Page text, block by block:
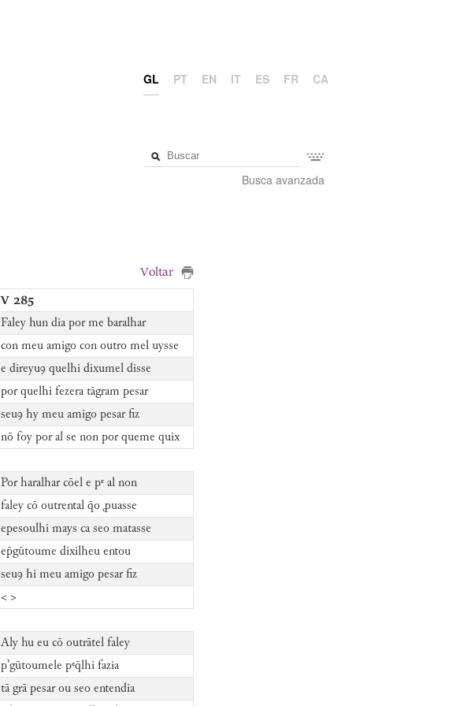
GL PT EN IT ES FR CA
Busca avanzada
Voltar
V 285
Faley hun dia por me baralhar
con meu amigo con outro mel uysse
e direyuꝯ quelhi dixumel disse
por quelhi fezera tāgram pesar
seuꝯ hy meu amigo pesar fiz
nō foy por al se non por queme quix
Por haralhar cōel e pᵉ al non
faley cō outrental q̄o ꝓuasse
epesoulhi mays ca seo matasse
ep̄gūtoume dixilheu entou
seuꝯ hi meu amigo pesar fiz
< >
Aly hu eu cō outrātel faley
pʼgūtoumele pᵉq̄lhi fazia
tā grā pesar ou seo entendia